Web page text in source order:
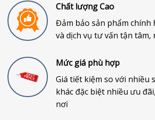
Chất lượng Cao
Đảm bảo sản phẩm chính
và dịch vụ tư vấn tận tâm,
Mức giá phù hợp
Giá tiết kiệm so với nhiều
khác đặc biệt nhiều ưu
nơi